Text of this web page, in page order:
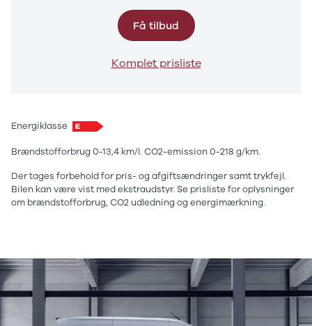
Få tilbud
Komplet prisliste
Energiklasse
Brændstofforbrug 0-13,4 km/l. CO2-emission 0-218 g/km.
Der tages forbehold for pris- og afgiftsændringer samt trykfejl.
Bilen kan være vist med ekstraudstyr. Se prisliste for oplysninger
om brændstofforbrug, CO2 udledning og energimærkning.